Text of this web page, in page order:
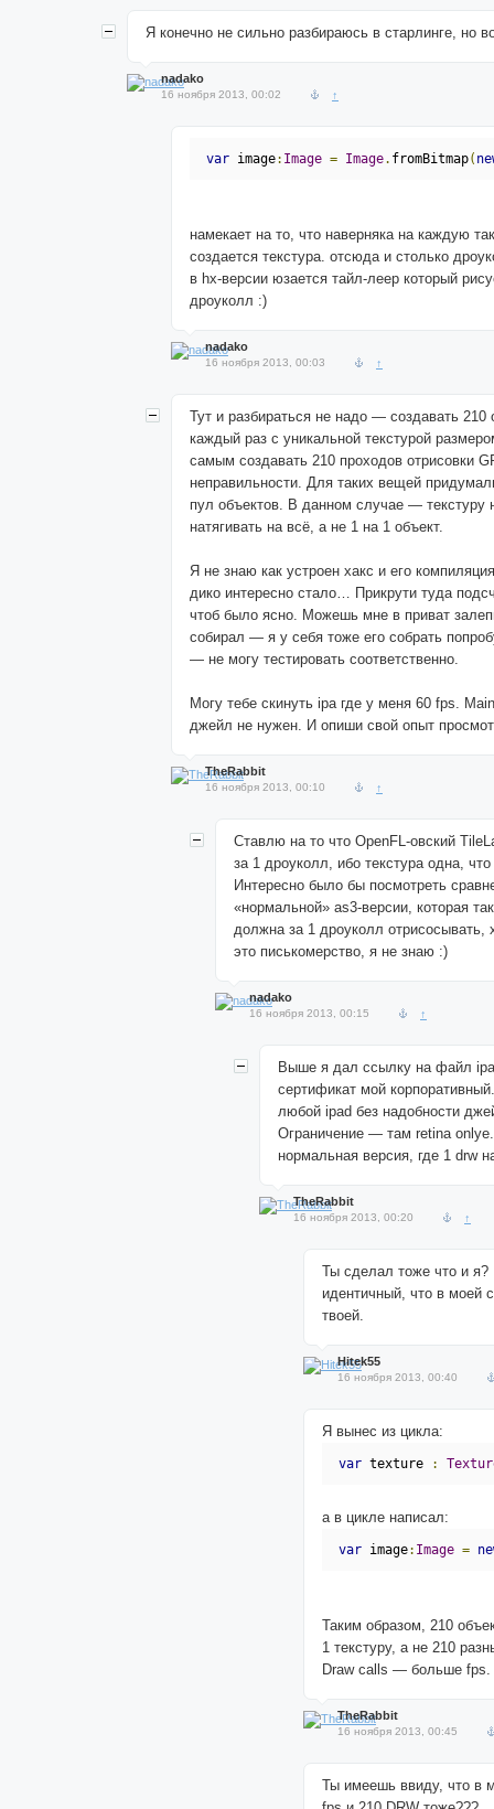
Я конечно не сильно разбираюсь в старлинге, но
nadako
16 ноября 2013, 00:02 ↑
var image: Image = Image. fromBitmap(
намекает на то, что наверняка на каждую
создается текстура. отсюда и столько
в hx-версии юзается тайл-леер который
дроуколл :)
nadako
16 ноября 2013, 00:03 ↑
Тут и разбираться не надо — создавать 210
каждый раз с уникальной текстурой
самым создавать 210 проходов отрисовки
неправильности. Для таких вещей
пул объектов. В данном случае — текстуру
натягивать на всё, а не 1 на 1 объект.
Я не знаю как устроен хакс и его
дико интересно стало… Прикрути туда
чтоб было ясно. Можешь мне в приват
собирал — я у себя тоже его собрать
— не могу тестировать соответственно.
Могу тебе скинуть ipa где у меня 60 fps.
джейл не нужен. И опиши свой опыт
TheRabbit
16 ноября 2013, 00:10 ↑
Ставлю на то что OpenFL-овский
за 1 дроуколл, ибо текстура одна,
Интересно было бы посмотреть
«нормальной» as3-версии, которая
должна за 1 дроуколл отрисосывать,
это писькомерство, я не знаю :)
nadako
16 ноября 2013, 00:15 ↑
Выше я дал ссылку на файл
сертификат мой
любой ipad без надобности
Ограничение — там retina
нормальная версия, где 1 drw
TheRabbit
16 ноября 2013, 00:20 ↑
Ты сделал тоже что и я?
идентичный, что в моей
твоей.
Hitek55
16 ноября 2013, 00:40
Я вынес из цикла:
var texture :
а в цикле написал:
var image: Image =
Таким образом, 210
1 текстуру, а не 210
Draw calls — больше fps.
TheRabbit
16 ноября 2013, 00:45
Ты имеешь ввиду, что в